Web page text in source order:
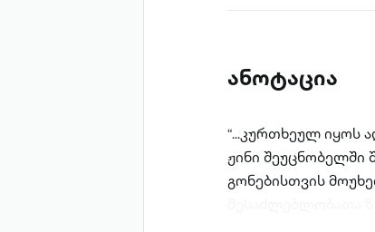
ანოტაცია
“...კურთხეულ იყოს
ჟინი შეუცნობელში
გონებისთვის